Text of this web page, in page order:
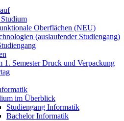
Oberflächen (NEU)
(auslaufender Studiengang)
1. Semester Druck und Verpackung
im Überblick
Studiengang Informatik
Bachelor Informatik